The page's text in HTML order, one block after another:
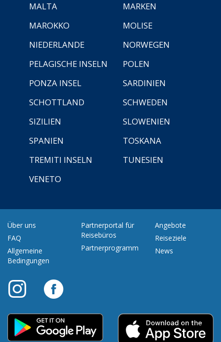
MALTA
MARKEN
MAROKKO
MOLISE
NIEDERLANDE
NORWEGEN
PELAGISCHE INSELN
POLEN
PONZA INSEL
SARDINIEN
SCHOTTLAND
SCHWEDEN
SIZILIEN
SLOWENIEN
SPANIEN
TOSKANA
TREMITI INSELN
TUNESIEN
VENETO
Über uns
FAQ
Allgemeine
Bedingungen
Partnerportal für
Reisebüros
Partnerprogramm
Angebote
Reiseziele
News